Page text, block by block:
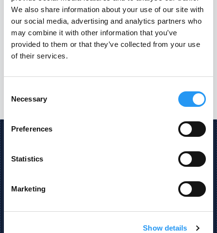
We also share information about your use of our site with
our social media, advertising and analytics partners who
may combine it with other information that you’ve
provided to them or that they’ve collected from your use
of their services.
Selection
Necessary
Preferences
Statistics
Marketing
Show details
Mobility GmbH
Gerrit